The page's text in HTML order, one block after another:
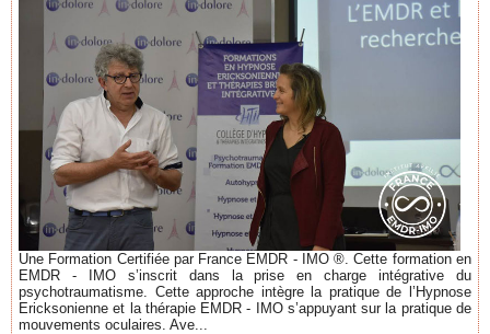
Une Formation Certifiée par France EMDR - IMO ®. Cette formation en
EMDR - IMO s’inscrit dans la prise en charge intégrative du
psychotraumatisme. Cette approche intègre la pratique de l’Hypnose
Ericksonienne et la thérapie EMDR - IMO s’appuyant sur la pratique de
mouvements oculaires. Ave...